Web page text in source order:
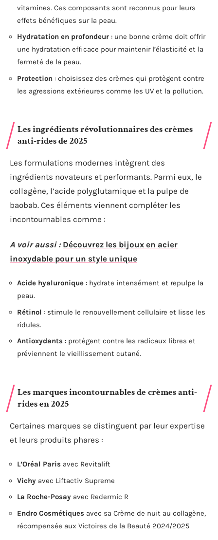
vitamines. Ces composants sont reconnus pour leurs
effets bénéfiques sur la peau.
Hydratation en profondeur : une bonne crème doit offrir
une hydratation efficace pour maintenir l’élasticité et la
fermeté de la peau.
Protection : choisissez des crèmes qui protègent contre
les agressions extérieures comme les UV et la pollution.
Les ingrédients révolutionnaires des crèmes
anti-rides de 2025
Les formulations modernes intègrent des
ingrédients novateurs et performants. Parmi eux, le
collagène, l’acide polyglutamique et la pulpe de
baobab. Ces éléments viennent compléter les
incontournables comme :
A voir aussi : Découvrez les bijoux en acier
inoxydable pour un style unique
Acide hyaluronique : hydrate intensément et repulpe la
peau.
Rétinol : stimule le renouvellement cellulaire et lisse les
ridules.
Antioxydants : protègent contre les radicaux libres et
préviennent le vieillissement cutané.
Les marques incontournables de crèmes anti-
rides en 2025
Certaines marques se distinguent par leur expertise
et leurs produits phares :
L’Oréal Paris avec Revitalift
Vichy avec Liftactiv Supreme
La Roche-Posay avec Redermic R
Endro Cosmétiques avec sa Crème de nuit au collagène,
récompensée aux Victoires de la Beauté 2024/2025